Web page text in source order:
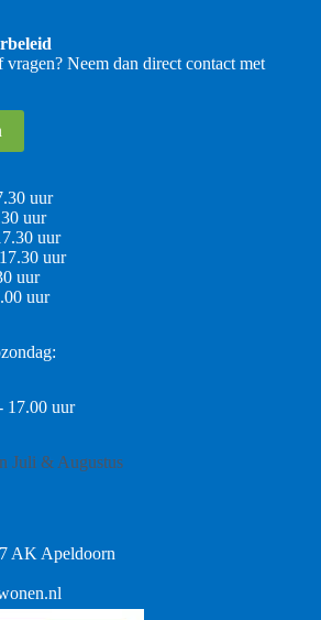
Neem dan direct contact met
uur
uur
uur
uur
uur
uur
17.00 uur
Juli & Augustus
AK Apeldoorn